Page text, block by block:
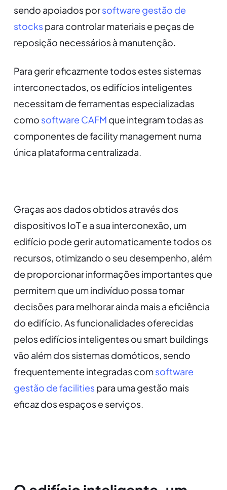
sendo apoiados porsoftware gestão de
stockspara controlar materiais e peças de
reposição necessários à manutenção.
Para gerir eficazmente todos estes sistemas
interconectados, os edifícios inteligentes
necessitam de ferramentas especializadas
como software CAFM que integram todas as
componentes de facility management numa
única plataforma centralizada.
Graças aos dados obtidos através dos
dispositivos IoT e a sua interconexão, um
edifício pode gerir automaticamente todos os
recursos, otimizando o seu desempenho, além
de proporcionar informações importantes que
permitem que um indivíduo possa tomar
decisões para melhorar ainda mais a eficiência
do edifício. As funcionalidades oferecidas
pelos edifícios inteligentes ou smart buildings
vão além dos sistemas domóticos, sendo
frequentemente integradas comsoftware
gestão de facilitiespara uma gestão mais
eficaz dos espaços e serviços.